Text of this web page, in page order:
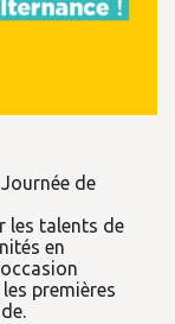
de
les talents de
en
premières